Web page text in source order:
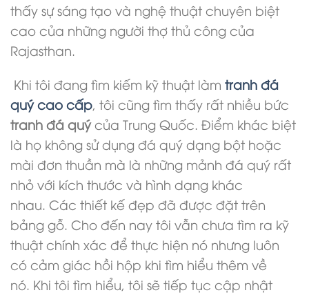
thấy sự sáng tạo và nghệ thuật chuyên biệt
cao của những người thợ thủ công của
Rajasthan.
Khi tôi đang tìm kiếm kỹ thuật làm tranh đá
quýcao cấp, tôi cũng tìm thấy rất nhiều bức
tranh đá quýcủa Trung Quốc. Điểm khác biệt
là họ không sử dụng đá quý dạng bột hoặc
mài đơn thuần mà là những mảnh đá quý rất
nhỏ với kích thước và hình dạng khác
nhau. Các thiết kế đẹp đã được đặt trên
bảng gỗ. Cho đến nay tôi vẫn chưa tìm ra kỹ
thuật chính xác để thực hiện nó nhưng luôn
có cảm giác hồi hộp khi tìm hiểu thêm về
nó. Khi tôi tìm hiểu, tôi sẽ tiếp tục cập nhật